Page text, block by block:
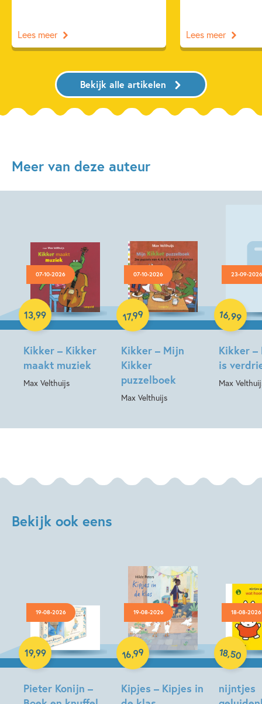
Lees meer Lees meer
Bekijk alle artikelen
Meer van deze auteur
07-10-2026
Kikker – Kikker
maakt muziek
Max Velthuijs
13,99
Hardcover
07-10-2026
Kikker – Mijn
Kikker
puzzelboek
Max Velthuijs
17,99
Hardcover
23-09-2026
Kikker –
is
Max
16,99
Bekijk ook eens
19-08-2026
Pieter Konijn –
19,99
Hardcover
19-08-2026
Kipjes – Kipjes in
16,99
Hardcover
18-08-2026
nijntjes
18,50
Hardcover